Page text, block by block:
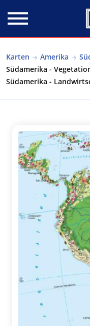
Karten Amerika
Südamerika -
Südamerika -